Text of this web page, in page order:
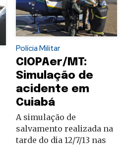
Polícia Militar
CIOPAer/MT:
Simulação de
acidente em
Cuiabá
A simulação de
salvamento realizada na
tarde do dia 12/7/13 nas